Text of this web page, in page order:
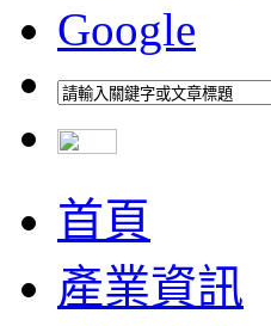
Google
首頁
產業資訊